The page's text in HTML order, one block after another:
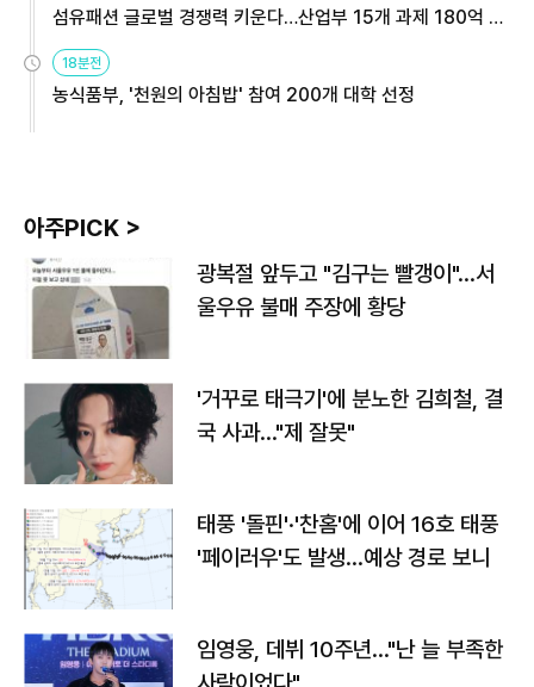
섬유패션 글로벌 경쟁력 키운다…산업부 15개 과제 180억 지
원
18분전
농식품부, '천원의 아침밥' 참여 200개 대학 선정
아주PICK >
광복절 앞두고 "김구는 빨갱이"…서
울우유 불매 주장에 황당
'거꾸로 태극기'에 분노한 김희철, 결
국 사과…"제 잘못"
태풍 '돌핀'·'찬홈'에 이어 16호 태풍
'페이러우'도 발생…예상 경로 보니
임영웅, 데뷔 10주년…"난 늘 부족한